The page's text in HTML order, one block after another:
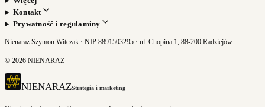
Kontakt
Prywatność i regulaminy
Nienaraz Szymon Witczak · NIP 8891503295 · ul. Chopina 1, 88-200 Radziejów
© 2026 NIENARAZ
NIENARAZStrategia i marketing